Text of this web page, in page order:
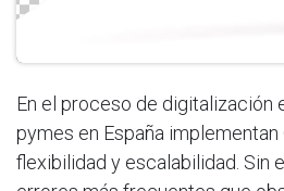
En el proceso de digitalización
pymes en España implementan
flexibilidad y escalabilidad. Sin